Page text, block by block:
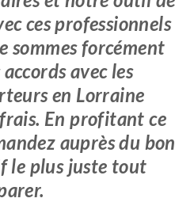
ces professionnels
sommes forcément
avec les
en Lorraine
En profitant ce
auprès du bon
le plus juste tout